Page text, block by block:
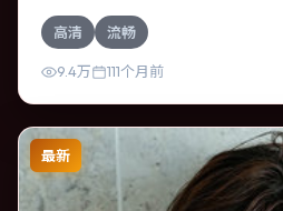
围绕一次意外选择展开连锁反应；
题，结尾留白耐人寻味。
高清 流畅
9.4万 111个月前
最新